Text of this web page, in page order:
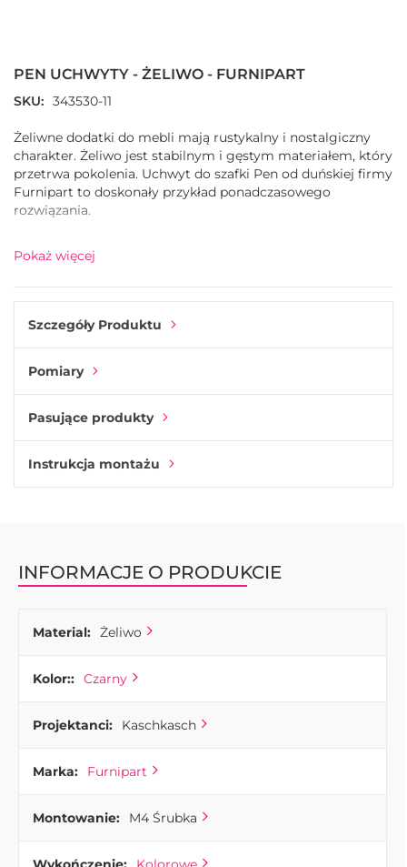
galerii
PEN UCHWYTY - ŻELIWO - FURNIPART
SKU 343530-11
Żeliwne dodatki do mebli mają rustykalny i nostalgiczny
charakter. Żeliwo jest stabilnym i gęstym materiałem, który
przetrwa pokolenia. Uchwyt do szafki Pen od duńskiej firmy
Furnipart to doskonały przykład ponadczasowego
rozwiązania.
Forma podstawy uchwytu Pen przypomina wyglądem
klasyczny trzonek w kształcie litery T. Jest ona jednak
Za projektem uchwytu Pen stoi niemiecka pracownia
wypuściła na rynek ten niesamowity uchwyt do szafek.
Połącz rączkę do szafek Pen z innym okuciem meblowym z
żeliwa od Furnipart.
Jedno jest pewne: uchwyt do mebli Pen sprawi, że meble w
Pokaż więcej
Szczegóły Produktu
Pomiary
Pasujące produkty
Instrukcja montażu
INFORMACJE O PRODUKCIE
Material: Żeliwo
Kolor:: Czarny
Projektanci: Kaschkasch
Marka: Furnipart
Montowanie: M4 Śrubka